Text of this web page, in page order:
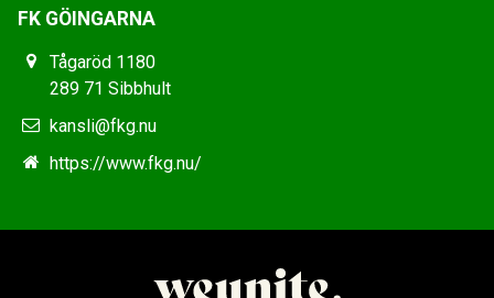
FK GÖINGARNA
Tågaröd 1180
289 71 Sibbhult
kansli@fkg.nu
https://www.fkg.nu/